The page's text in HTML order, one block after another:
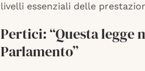
livelli essenziali delle
Pertici: “Questa legge
Parlamento”